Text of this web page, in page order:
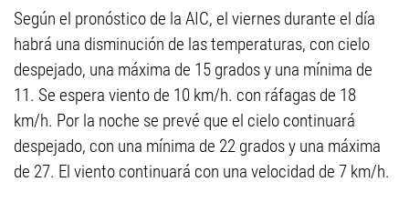
Según el pronóstico de la AIC, el viernes durante el día
habrá una disminución de las temperaturas, con cielo
despejado, una máxima de 15 grados y una mínima de
11. Se espera viento de 10 km/h. con ráfagas de 18
km/h. Por la noche se prevé que el cielo continuará
despejado, con una mínima de 22 grados y una máxima
de 27. El viento continuará con una velocidad de 7 km/h.